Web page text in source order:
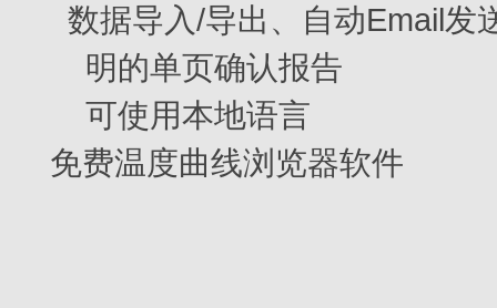
数据导入/导出、自动Email发
明的单页确认报告
可使用本地语言
免费温度曲线浏览器软件